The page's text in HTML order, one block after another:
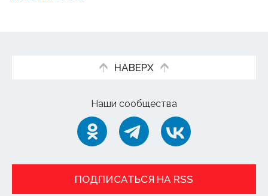
НАВЕРХ
Наши сообщества
ПОДПИСАТЬСЯ НА RSS